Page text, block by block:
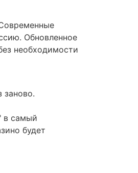
Обновленное
необходимости
заново.
в самый
будет